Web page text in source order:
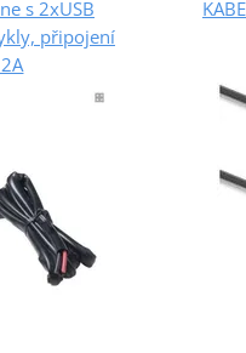
s 2xUSB
připojení